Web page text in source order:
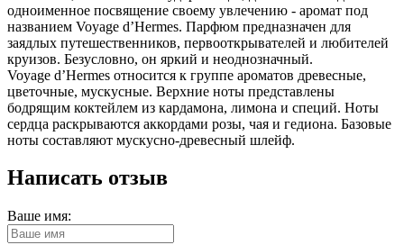
одноименное посвящение своему увлечению - аромат под
названием Voyage d’Hermes. Парфюм предназначен для
заядлых путешественников, первооткрывателей и любителей
круизов. Безусловно, он яркий и неоднозначный.
Voyage d’Hermes относится к группе ароматов древесные,
цветочные, мускусные. Верхние ноты представлены
бодрящим коктейлем из кардамона, лимона и специй. Ноты
сердца раскрываются аккордами розы, чая и гедиона. Базовые
ноты составляют мускусно-древесный шлейф.
Написать отзыв
Ваше имя: